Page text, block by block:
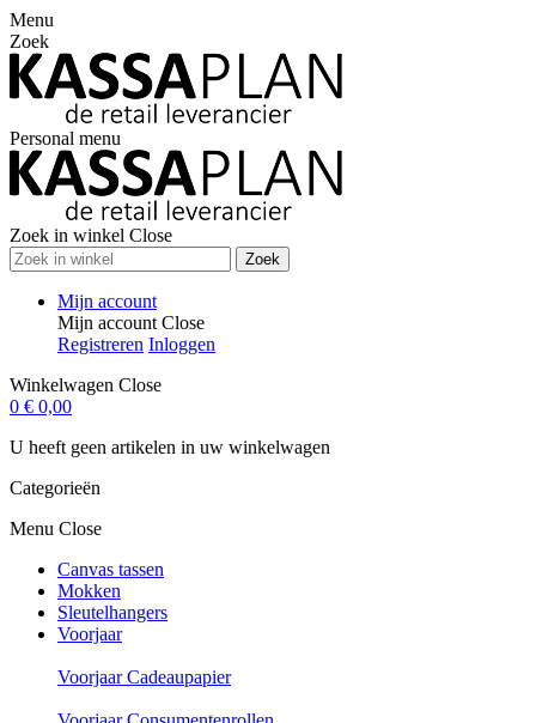
Menu
Zoek
Personal menu
Zoek in winkel Close
Zoek
Mijn account
Mijn account Close
Registreren Inloggen
Winkelwagen Close
0 € 0,00
U heeft geen artikelen in uw winkelwagen
Categorieën
Menu Close
Canvas tassen
Mokken
Sleutelhangers
Voorjaar
Voorjaar Cadeaupapier